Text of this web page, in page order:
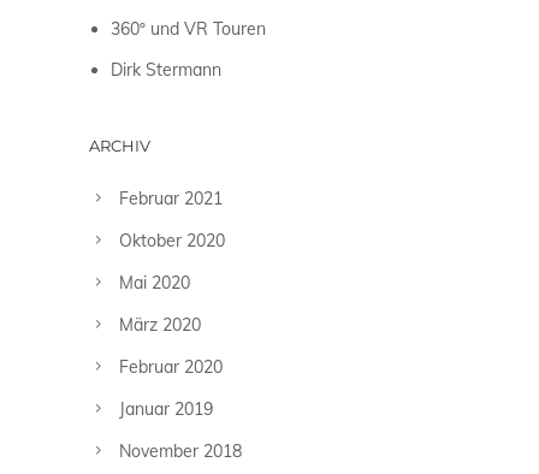
360º und VR Touren
Dirk Stermann
ARCHIV
Februar 2021
Oktober 2020
Mai 2020
März 2020
Februar 2020
Januar 2019
November 2018